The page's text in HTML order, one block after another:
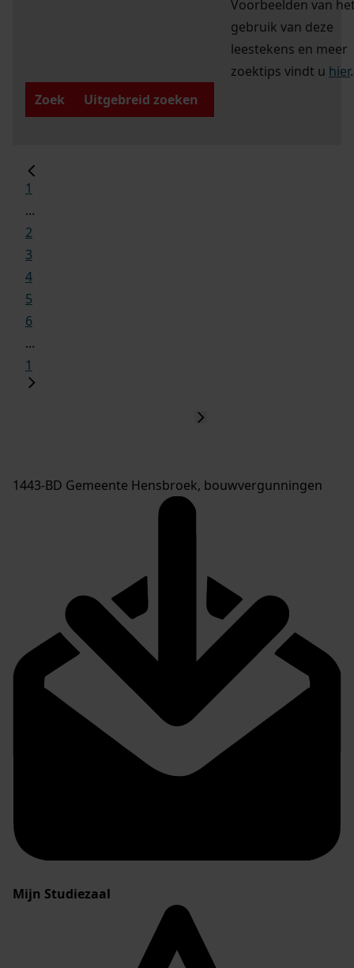
Voorbeelden van
gebruik van deze
leestekens en meer
zoektips vindt u hier.
Zoek
Uitgebreid zoeken
1
...
2
3
4
5
6
...
1
1443-BD Gemeente Hensbroek, bouwvergunningen
Mijn Studiezaal